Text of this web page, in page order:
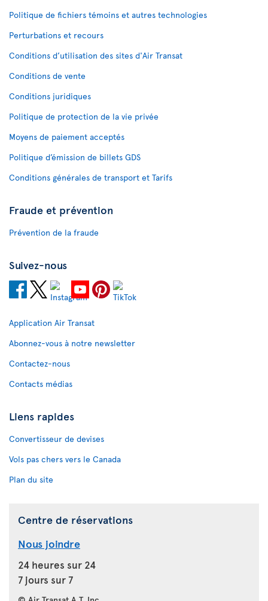
Politique de fichiers témoins et autres technologies
Perturbations et recours
Conditions d’utilisation des sites d'Air Transat
Conditions de vente
Conditions juridiques
Politique de protection de la vie privée
Moyens de paiement acceptés
Politique d’émission de billets GDS
Conditions générales de transport et Tarifs
Fraude et prévention
Prévention de la fraude
Suivez-nous
Application Air Transat
Abonnez-vous à notre newsletter
Contactez-nous
Contacts médias
Liens rapides
Convertisseur de devises
Vols pas chers vers le Canada
Plan du site
Centre de réservations
Nous joindre
24 heures sur 24
7 jours sur 7